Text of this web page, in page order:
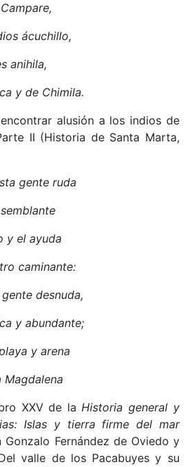
ácuchillo,
anihila,
y de Chimila.
alusión a los indios de
II (Historia de Santa Marta,
gente ruda
y el ayuda
caminante:
desnuda,
y abundante;
y arena
Magdalena
XXV de laHistoria general y
Islas y tierra firme del mar
Gonzalo Fernández de Oviedo y
valle de los Pacabuyes y su